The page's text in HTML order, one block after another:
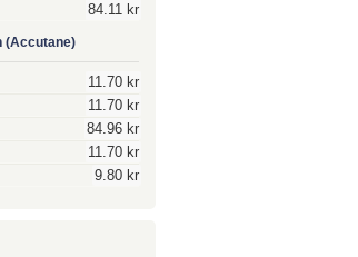
84.11 kr
(Accutane)
11.70 kr
11.70 kr
84.96 kr
11.70 kr
9.80 kr